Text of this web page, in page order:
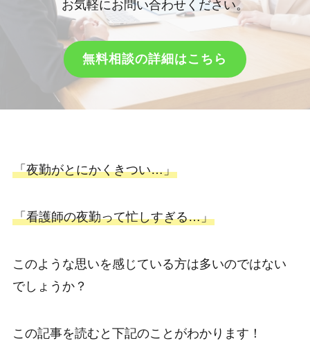
お気軽にお問い合わせください。
無料相談の詳細はこちら
「夜勤がとにかくきつい…」
「看護師の夜勤って忙しすぎる…」
このような思いを感じている方は多いのではない
でしょうか？
この記事を読むと下記のことがわかります！